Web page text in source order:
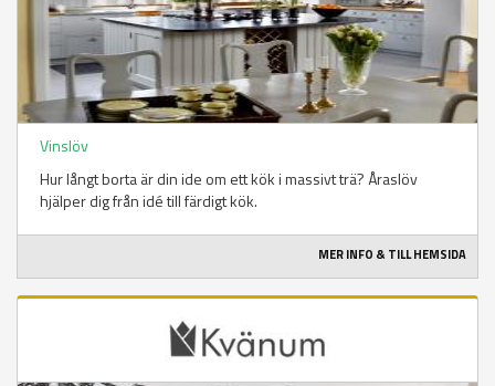
Vinslöv
Hur långt borta är din ide om ett kök i massivt trä? Åraslöv
hjälper dig från idé till färdigt kök.
MER INFO & TILL HEMSIDA